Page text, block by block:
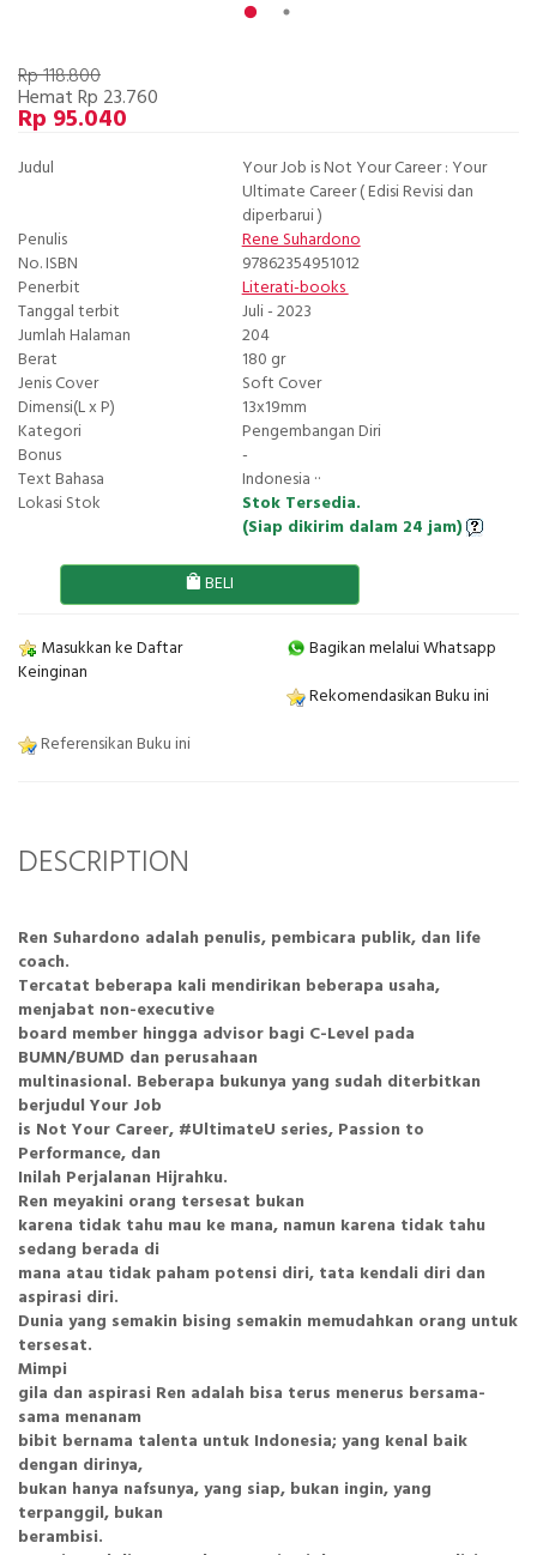
Rp 118.800
Hemat Rp 23.760
Rp 95.040
Judul
Your Job is Not Your Career : Your
Ultimate Career ( Edisi Revisi dan
diperbarui )
Penulis
Rene Suhardono
No. ISBN
97862354951012
Penerbit
Literati-books
Tanggal terbit
Juli - 2023
Jumlah Halaman
204
Berat
180 gr
Jenis Cover
Soft Cover
Dimensi(L x P)
13x19mm
Kategori
Pengembangan Diri
Bonus
-
Text Bahasa
Indonesia ··
Lokasi Stok
Stok Tersedia.
(Siap dikirim dalam 24 jam)
BELI
Masukkan ke Daftar
Keinginan
Bagikan melalui Whatsapp
Rekomendasikan Buku ini
Referensikan Buku ini
DESCRIPTION
Ren Suhardono adalah penulis, pembicara publik, dan life
coach.
Tercatat beberapa kali mendirikan beberapa usaha,
menjabat non-executive
board member hingga advisor bagi C-Level pada
BUMN/BUMD dan perusahaan
multinasional. Beberapa bukunya yang sudah diterbitkan
berjudul Your Job
is Not Your Career, #UltimateU series, Passion to
Performance, dan
Inilah Perjalanan Hijrahku.
Ren meyakini orang tersesat bukan
karena tidak tahu mau ke mana, namun karena tidak tahu
sedang berada di
mana atau tidak paham potensi diri, tata kendali diri dan
aspirasi diri.
Dunia yang semakin bising semakin memudahkan orang untuk
tersesat.
Mimpi
gila dan aspirasi Ren adalah bisa terus menerus bersama-
sama menanam
bibit bernama talenta untuk Indonesia; yang kenal baik
dengan dirinya,
bukan hanya nafsunya, yang siap, bukan ingin, yang
terpanggil, bukan
berambisi.